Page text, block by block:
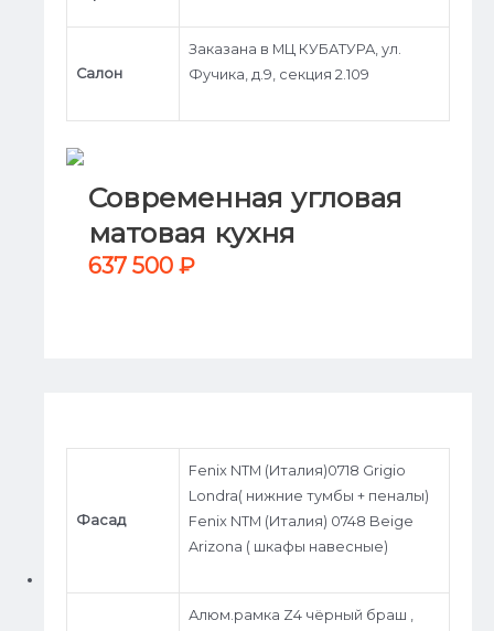
Салон
Заказана в МЦ КУБАТУРА, ул.
Фучика, д.9, секция 2.109
Современная угловая
матовая кухня
637 500 ₽
Фасад
Fenix NTM (Италия)0718 Grigio
Londra( нижние тумбы + пеналы)
Fenix NTM (Италия) 0748 Beige
Arizona ( шкафы навесные)
Алюм.рамка Z4 чёрный браш ,